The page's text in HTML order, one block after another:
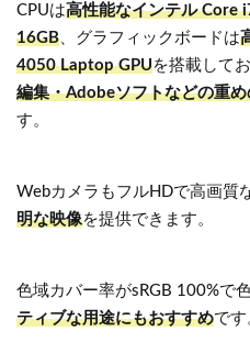
CPUは高性能なインテル Core
16GB 、グラフィックボードは
4050 Laptop GPUを搭載してお
編集・Adobeソフトなどの重
す。
WebカメラもフルHDで高画質
明な映像を提供できます。
色域カバー率がsRGB 100%で
ティブな用途にもおすすめです